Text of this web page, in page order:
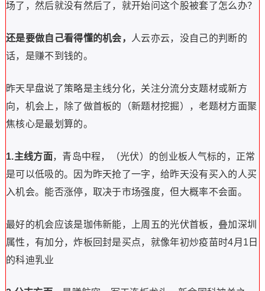
场了，然后就没有然后了，就开始问这个股被套了怎么办？
还是要做自己看得懂的机会，
人云亦云，没自己的判断的
话，是赚不到钱的。
昨天早盘说了策略是主线分化，关注分流分支题材或新方
向，机会上，除了做首板的（新题材挖掘），老题材方面聚
焦核心是最划算的。
1.主线方面，青岛中程，（光伏）的创业板人气标的，正常
是可以低吸的。因为昨天抢了一字，给昨天没有买入的人买
入机会。能否涨停，取决于市场强度，但大概率不会面。
最好的机会应该是珈伟新能，上周五的光伏首板，叠加深圳
属性，有加分，炸板回封是买点，就像年初炒疫苗时4月1日
的科迪乳业